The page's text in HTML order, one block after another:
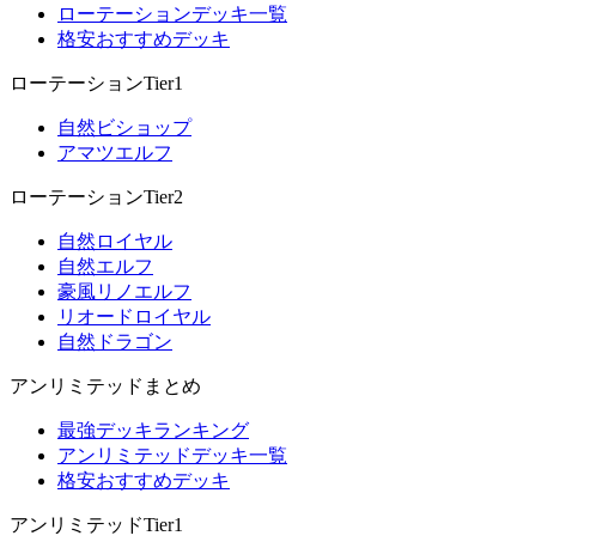
ローテーションデッキ一覧
格安おすすめデッキ
ローテーションTier1
自然ビショップ
アマツエルフ
ローテーションTier2
自然ロイヤル
自然エルフ
豪風リノエルフ
リオードロイヤル
自然ドラゴン
アンリミテッドまとめ
最強デッキランキング
アンリミテッドデッキ一覧
格安おすすめデッキ
アンリミテッドTier1